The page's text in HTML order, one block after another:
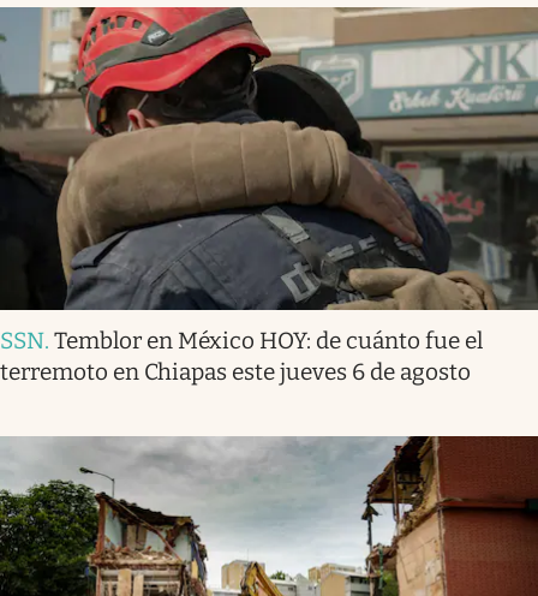
SSN. Temblor en México HOY: de cuánto fue el
terremoto en Chiapas este jueves 6 de agosto